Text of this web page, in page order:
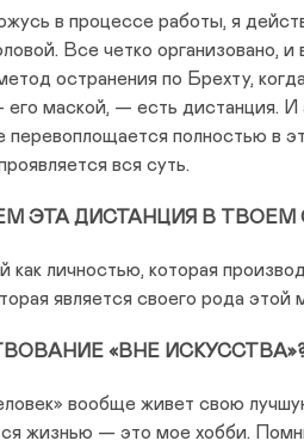
в процессе работы, я
Все четко организовано, и
остранения по Брехту,
его маской, — есть дистанция. И
перевоплощается полностью в
вся суть.
ЭТА ДИСТАНЦИЯ В ТВОЕМ
личностью, которая
является своего рода этой
«ВНЕ
вообще живет свою
жизнью — это мое хобби.